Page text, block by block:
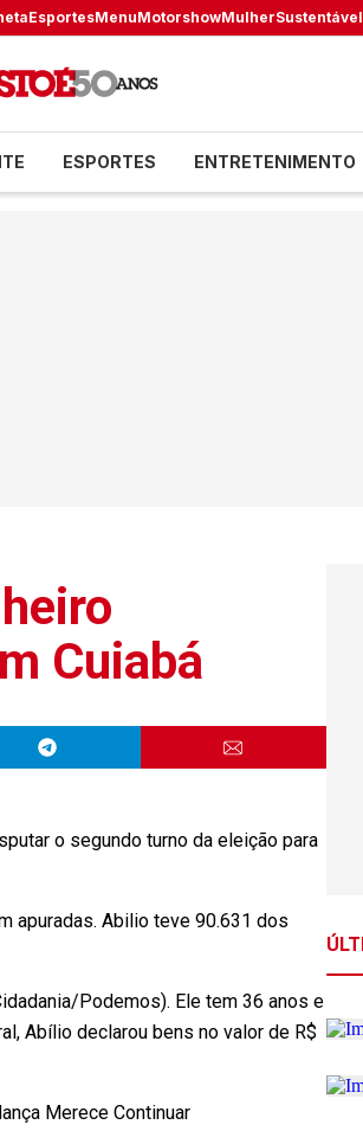
EsportesMenuMotorshowMulherSustentável
ESPORTES ENTRETENIMENTO
Cuiabá
o segundo turno da eleição para
apuradas. Abilio teve 90.631 dos
Podemos). Ele tem 36 anos e
Abílio declarou bens no valor de R$
Merece Continuar